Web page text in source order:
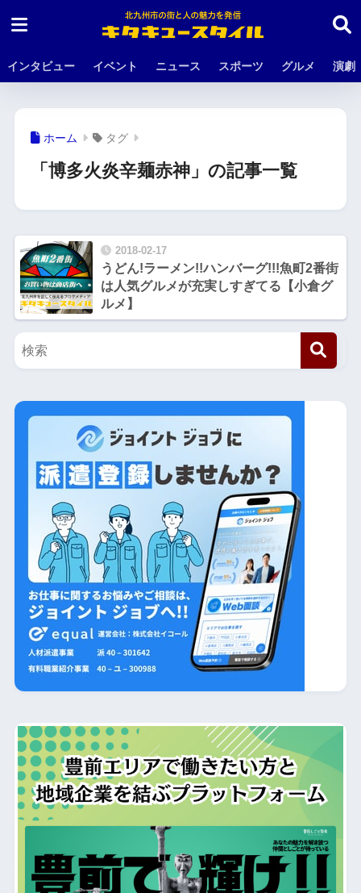
インタビュー イベント ニュース スポーツ グルメ 演劇
ホーム タグ
「博多火炎辛麺赤神」の記事一覧
2018-02-17
うどん!ラーメン!!ハンバーグ!!!魚町2番街
は人気グルメが充実しすぎてる【小倉グ
ルメ】